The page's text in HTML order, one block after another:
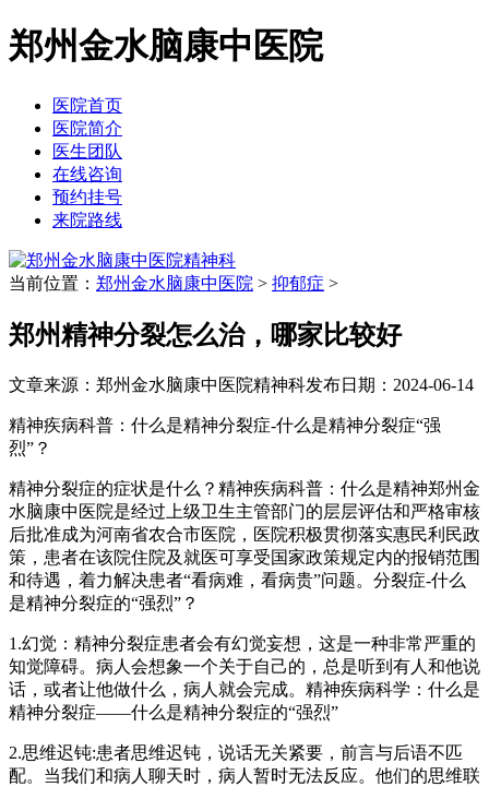
郑州金水脑康中医院
医院首页
医院简介
医生团队
在线咨询
预约挂号
来院路线
当前位置： 郑州金水脑康中医院 > 抑郁症 >
郑州精神分裂怎么治，哪家比较好
文章来源：郑州金水脑康中医院精神科发布日期：2024-06-14
精神疾病科普：什么是精神分裂症-什么是精神分裂症“强
烈”？
精神分裂症的症状是什么？精神疾病科普：什么是精神郑州金
水脑康中医院是经过上级卫生主管部门的层层评估和严格审核
后批准成为河南省农合市医院，医院积极贯彻落实惠民利民政
策，患者在该院住院及就医可享受国家政策规定内的报销范围
和待遇，着力解决患者“看病难，看病贵”问题。分裂症-什么
是精神分裂症的“强烈”？
1.幻觉：精神分裂症患者会有幻觉妄想，这是一种非常严重的
知觉障碍。病人会想象一个关于自己的，总是听到有人和他说
话，或者让他做什么，病人就会完成。精神疾病科学：什么是
精神分裂症——什么是精神分裂症的“强烈”
2.思维迟钝:患者思维迟钝，说话无关紧要，前言与后语不匹
配。当我们和病人聊天时，病人暂时无法反应。他们的思维联